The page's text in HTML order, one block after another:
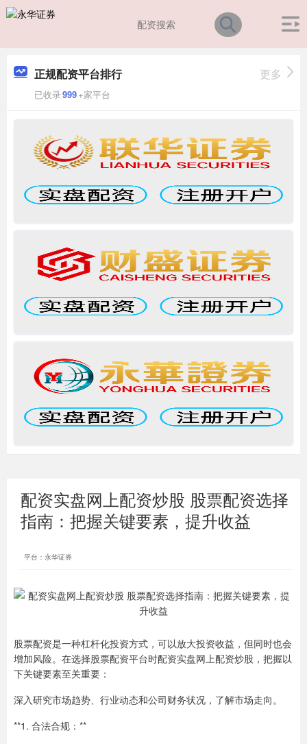
正规配资平台排行
已收录999+家平台
更多
配资实盘网上配资炒股 股票配资选择
指南：把握关键要素，提升收益
平台：永华证券
股票配资是一种杠杆化投资方式，可以放大投资收益，但同时也会
增加风险。在选择股票配资平台时配资实盘网上配资炒股，把握以
下关键要素至关重要：
深入研究市场趋势、行业动态和公司财务状况，了解市场走向。
**1. 合法合规：**